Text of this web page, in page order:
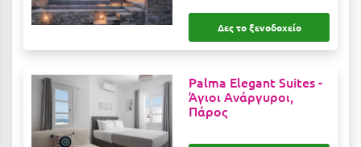
Κάρυστος
Κάσος
Δες το ξενοδοχείο
Palma Elegant Suites -
Άγιοι Ανάργυροι,
Πάρος